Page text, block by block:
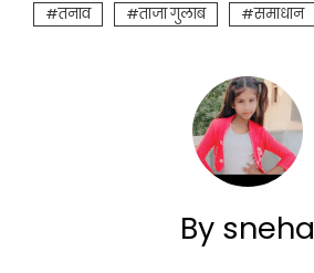
तनाव
ताजा गुलाब समाधान
By sneha